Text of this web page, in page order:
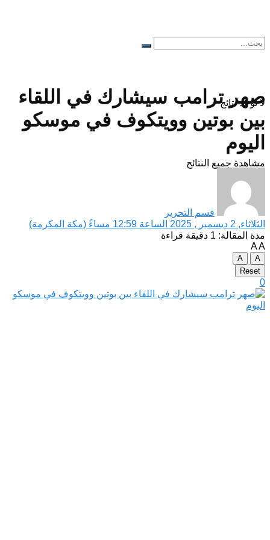
لا توجد نتائج
مشاهدة جميع النتائح
صهر ترامب سيشارك في اللقاء
بين بوتين وويتكوف في موسكو
اليوم
قسم التحرير
الثلاثاء, 2 ديسمبر , 2025 الساعة 12:59 مساءً (مكة المكرمة)
مدة المقالة: 1 دقيقة قراءة
AA
A
A
Reset
0